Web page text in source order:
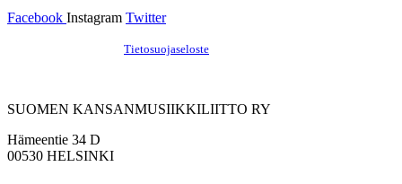
Facebook Instagram Twitter
Tietosuojaseloste
SUOMEN KANSANMUSIIKKILIITTO RY
Hämeentie 34 D
00530 HELSINKI